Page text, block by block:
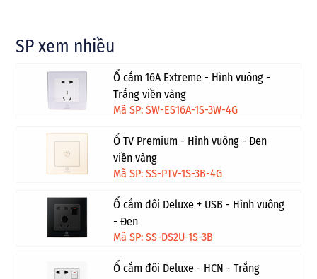
SP xem nhiều
Ổ cắm 16A Extreme - Hình vuông -
Trắng viền vàng
Mã SP: SW-ES16A-1S-3W-4G
Ổ TV Premium - Hình vuông - Đen
viền vàng
Mã SP: SS-PTV-1S-3B-4G
Ổ cắm đôi Deluxe + USB - Hình vuông
- Đen
Mã SP: SS-DS2U-1S-3B
Ổ cắm đôi Deluxe - HCN - Trắng